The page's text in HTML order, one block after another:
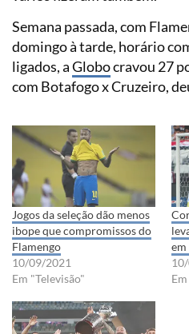
Semana passada, com
domingo à tarde, horário
ligados, aGlobocravou 27
com Botafogo x Cruzeiro,
Jogos da seleção dão menos
ibope que compromissos do
Flamengo
10/09/2021
Em "Televisão"
em